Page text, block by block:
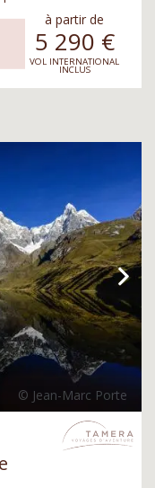
à partir de
5 290 €
VOL INTERNATIONAL
INCLUS